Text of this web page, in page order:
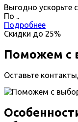
Выгодно ускорьте
По ..
Подробнее
Скидки до 25%
Поможем с
Оставьте